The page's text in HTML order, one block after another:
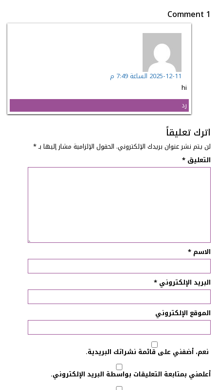
1 Comment
2025-12-11 الساعة 7:49 م
hi
رد
اترك تعليقاً
لن يتم نشر عنوان بريدك الإلكتروني. الحقول الإلزامية مشار إليها بـ*
التعليق *
الاسم *
البريد الإلكتروني *
الموقع الإلكتروني
نعم، أضفني على قائمة نشراتك البريدية.
أعلمني بمتابعة التعليقات بواسطة البريد الإلكتروني.